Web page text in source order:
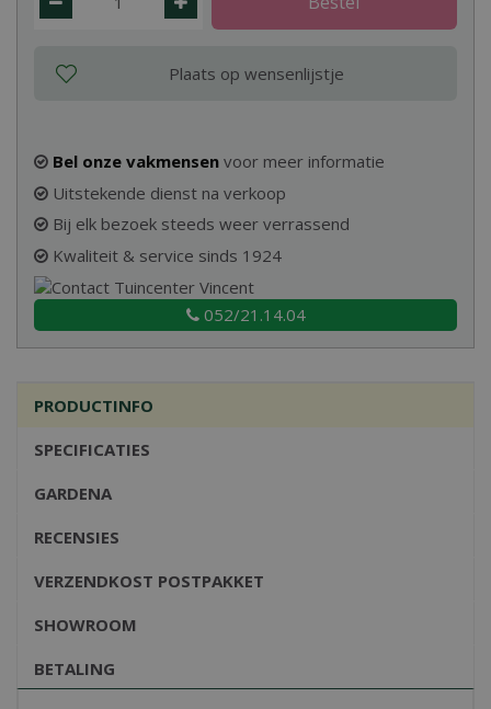
Bel onze vakmensen voor meer informatie
Uitstekende dienst na verkoop
Bij elk bezoek steeds weer verrassend
Kwaliteit & service sinds 1924
052/21.14.04
PRODUCTINFO
SPECIFICATIES
GARDENA
RECENSIES
VERZENDKOST POSTPAKKET
SHOWROOM
BETALING